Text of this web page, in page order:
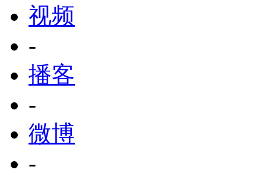
视频
-
播客
-
微博
-